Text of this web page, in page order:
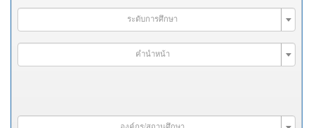
ระดับการศึกษา
คำนำหน้า